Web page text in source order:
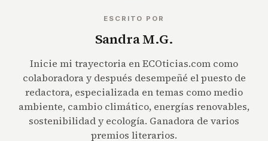
ESCRITO POR
Sandra M.G.
Inicie mi trayectoria en ECOticias.com como
colaboradora y después desempeñé el puesto de
redactora, especializada en temas como medio
ambiente, cambio climático, energías renovables,
sostenibilidad y ecología. Ganadora de varios
premios literarios.